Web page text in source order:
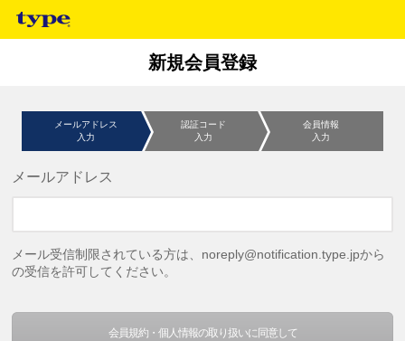
新規会員登録
メールアドレス
入力
認証コード
入力
会員情報
入力
メールアドレス
メール受信制限されている方は、noreply@notification.type.jpから
の受信を許可してください。
会員規約・個人情報の取り扱いに同意して